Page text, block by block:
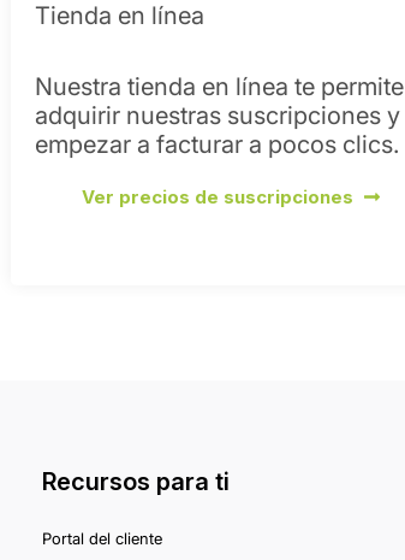
Tienda en línea
Nuestra tienda en línea te permite
adquirir nuestras suscripciones y
empezar a facturar a pocos clics.
Ver precios de suscripciones
Recursos para ti
Portal del cliente